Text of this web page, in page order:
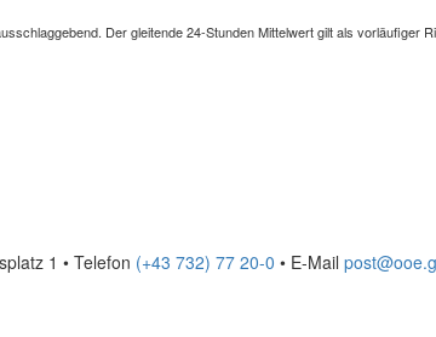
Der gleitende 24-Stunden Mittelwert gilt als vorläufiger
1 • Telefon (+43 732) 77 20-0 • E-Mail